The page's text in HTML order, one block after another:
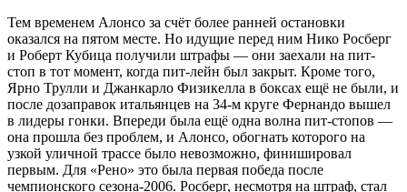
Тем временем Алонсо за счёт более ранней остановки
оказался на пятом месте. Но идущие перед ним Нико Росберг
и Роберт Кубица получили штрафы — они заехали на пит-
стоп в тот момент, когда пит-лейн был закрыт. Кроме того,
Ярно Трулли и Джанкарло Физикелла в боксах ещё не были, и
после дозаправок итальянцев на 34-м круге Фернандо вышел
в лидеры гонки. Впереди была ещё одна волна пит-стопов —
она прошла без проблем, и Алонсо, обогнать которого на
узкой уличной трассе было невозможно, финишировал
первым. Для «Рено» это была первая победа после
чемпионского сезона-2006. Росберг, несмотря на штраф, стал